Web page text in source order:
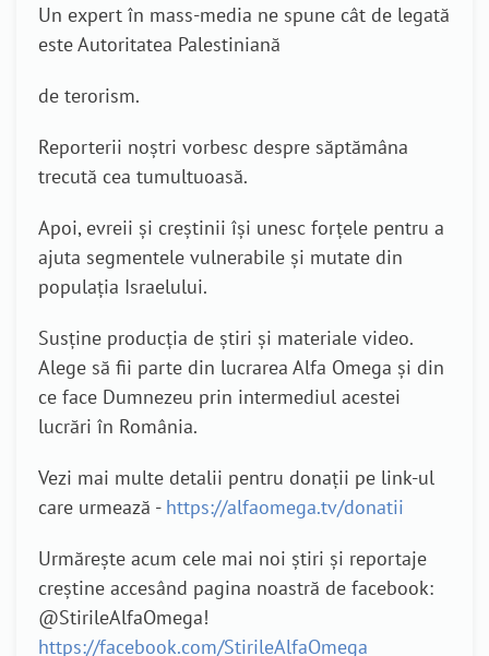
Un expert în mass-media ne spune cât de legată
este Autoritatea Palestiniană
de terorism.
Reporterii noștri vorbesc despre săptămâna
trecută cea tumultuoasă.
Apoi, evreii și creștinii își unesc forțele pentru a
ajuta segmentele vulnerabile și mutate din
populația Israelului.
Susține producția de știri și materiale video.
Alege să fii parte din lucrarea Alfa Omega și din
ce face Dumnezeu prin intermediul acestei
lucrări în România.
Vezi mai multe detalii pentru donații pe link-ul
care urmează - https://alfaomega.tv/donatii
Urmărește acum cele mai noi știri și reportaje
creștine accesând pagina noastră de facebook:
@StirileAlfaOmega!
https://facebook.com/StirileAlfaOmega